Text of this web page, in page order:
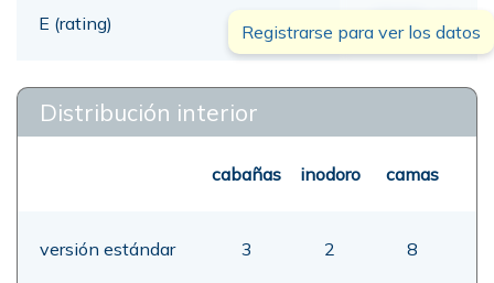
E (rating) 00,00 mt
Registrarse para ver los datos
Distribución interior
cabañas inodoro camas
versión estándar 3 2 8